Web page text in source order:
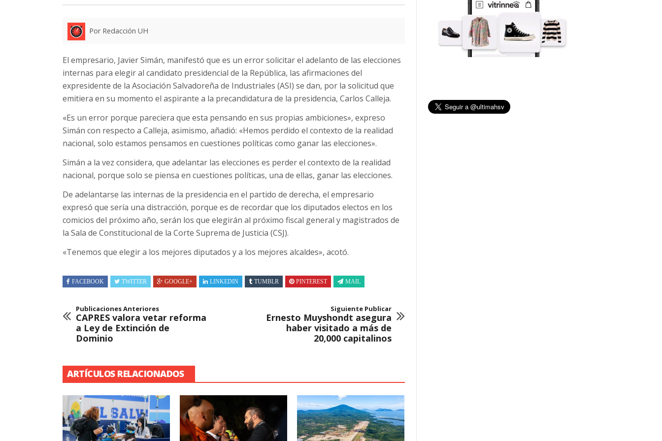
Por Redacción UH
El empresario, Javier Simán, manifestó que es un error solicitar el adelanto de las elecciones
internas para elegir al candidato presidencial de la República, las afirmaciones del
expresidente de la Asociación Salvadoreña de Industriales (ASI) se dan, por la solicitud que
emitiera en su momento el aspirante a la precandidatura de la presidencia, Carlos Calleja.
«Es un error porque pareciera que esta pensando en sus propias ambiciones», expreso
Simán con respecto a Calleja, asimismo, añadió: «Hemos perdido el contexto de la realidad
nacional, solo estamos pensamos en cuestiones políticas como ganar las elecciones».
Simán a la vez considera, que adelantar las elecciones es perder el contexto de la realidad
nacional, porque solo se piensa en cuestiones políticas, una de ellas, ganar las elecciones.
De adelantarse las internas de la presidencia en el partido de derecha, el empresario
expresó que sería una distracción, porque es de recordar que los diputados electos en los
comicios del próximo año, serán los que elegirán al próximo fiscal general y magistrados de
la Sala de Constitucional de la Corte Suprema de Justicia (CSJ).
«Tenemos que elegir a los mejores diputados y a los mejores alcaldes», acotó.
FACEBOOK TWITTER GOOGLE+ LINKEDIN TUMBLR PINTEREST MAIL
Publicaciones Anteriores
CAPRES valora vetar reforma
a Ley de Extinción de
Dominio
Siguiente Publicar
Ernesto Muyshondt asegura
haber visitado a más de
20,000 capitalinos
ARTÍCULOS RELACIONADOS